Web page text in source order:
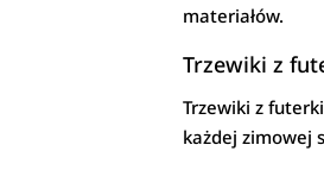
materiałów.
Trzewiki z
Trzewiki z
każdej zimowej